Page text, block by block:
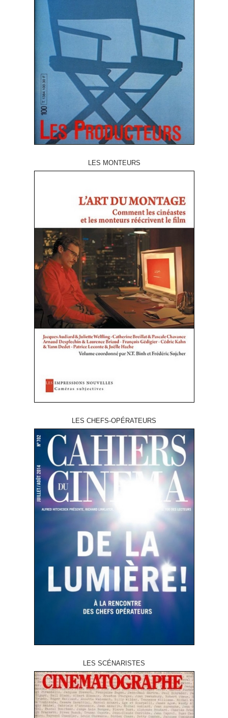
LES MONTEURS
LES CHEFS-OPÉRATEURS
LES SCÉNARISTES